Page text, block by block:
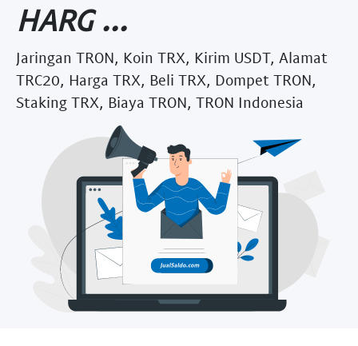
HARG ...
Jaringan TRON, Koin TRX, Kirim USDT, Alamat
TRC20, Harga TRX, Beli TRX, Dompet TRON,
Staking TRX, Biaya TRON, TRON Indonesia